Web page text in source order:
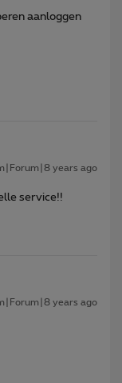
aanloggen
years ago
service!!
years ago